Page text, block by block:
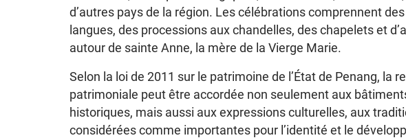
d’autres pays de la région. Les célébrations comprennent
langues, des processions aux chandelles, des chapelets et
autour de sainte Anne, la mère de la Vierge Marie.
Selon la loi de 2011 sur le patrimoine de l’État de Penang, la
patrimoniale peut être accordée non seulement aux
historiques, mais aussi aux expressions culturelles, aux
considérées comme importantes pour l’identité et le